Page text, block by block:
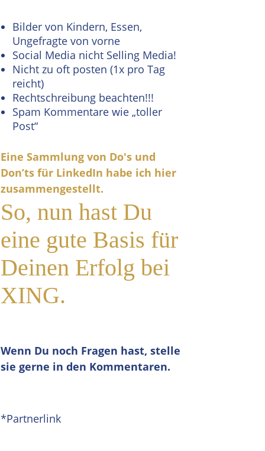
Bilder von Kindern, Essen,
Ungefragte von vorne
Social Media nicht Selling Media!
Nicht zu oft posten (1x pro Tag
reicht)
Rechtschreibung beachten!!!
Spam Kommentare wie „toller
Post“
Eine Sammlung von Do's und
Don’ts für LinkedIn habe ich hier
zusammengestellt.
So, nun hast Du
eine gute Basis für
Deinen Erfolg bei
XING.
Wenn Du noch Fragen hast, stelle
sie gerne in den Kommentaren.
*Partnerlink